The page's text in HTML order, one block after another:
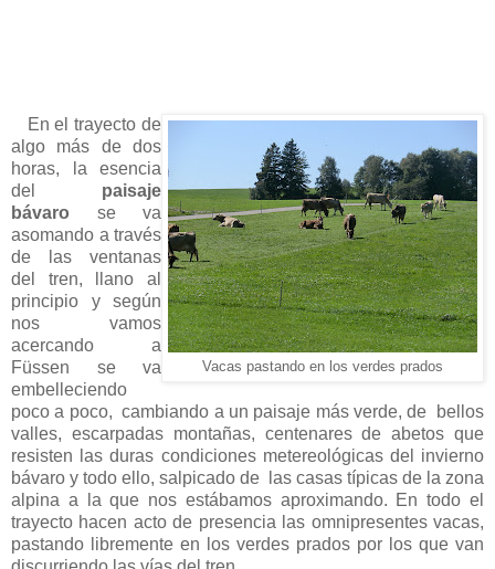
Vacas pastando en los verdes prados
En el trayecto de
algo más de dos
horas, la esencia
del paisaje
bávaro se va
asomando a través
de las ventanas
del tren, llano al
principio y según
nos vamos
acercando a
Füssen se va
embelleciendo
poco a poco, cambiando a un paisaje más verde, de bellos
valles, escarpadas montañas, centenares de abetos que
resisten las duras condiciones metereológicas del invierno
bávaro y todo ello, salpicado de las casas típicas de la zona
alpina a la que nos estábamos aproximando. En todo el
trayecto hacen acto de presencia las omnipresentes vacas,
pastando libremente en los verdes prados por los que van